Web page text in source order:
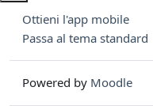
Ottieni l'app mobile
Passa al tema standard
Powered by Moodle